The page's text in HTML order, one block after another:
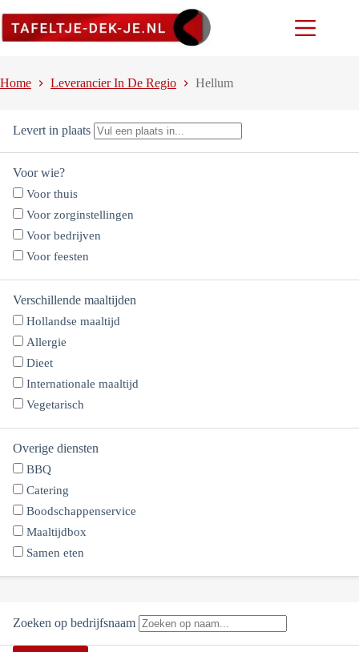
naar
Home Leverancier In De Regio Hellum
Levert in plaats
Voor wie?
Voor thuis
Voor zorginstellingen
Voor bedrijven
Voor feesten
Verschillende maaltijden
Hollandse maaltijd
Allergie
Dieet
Internationale maaltijd
Vegetarisch
Overige diensten
BBQ
Catering
Boodschappenservice
Maaltijdbox
Samen eten
Zoeken op bedrijfsnaam